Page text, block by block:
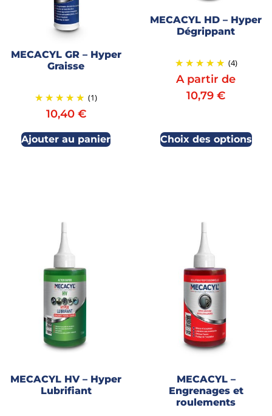
MECACYL GR – Hyper
Graisse
(1)
10,40 €
Ajouter au panier
MECACYL HD – Hyper
Dégrippant
(4)
A partir de
10,79€
Choix des options
MECACYL HV – Hyper
Lubrifiant
MECACYL –
Engrenages et
roulements